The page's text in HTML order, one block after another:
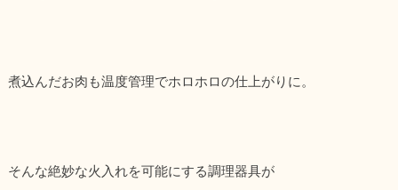
煮込んだお肉も温度管理でホロホロの仕上がりに。
そんな絶妙な火入れを可能にする調理器具が